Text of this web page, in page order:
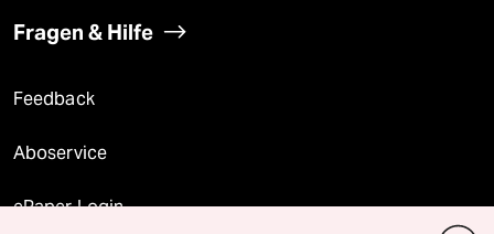
Fragen & Hilfe
Feedback
Aboservice
ePaper Login